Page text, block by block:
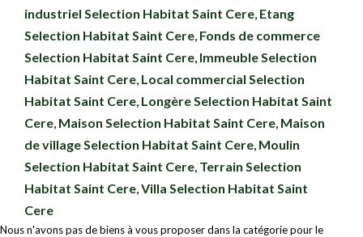
industriel Selection Habitat Saint Cere Etang
Selection Habitat Saint Cere Fonds de commerce
Selection Habitat Saint Cere Immeuble Selection
Habitat Saint Cere Local commercial Selection
Habitat Saint Cere Longère Selection Habitat Saint
Cere Maison Selection Habitat Saint Cere Maison
de village Selection Habitat Saint Cere Moulin
Selection Habitat Saint Cere Terrain Selection
Habitat Saint Cere Villa Selection Habitat Saint
Cere
Nous n'avons pas de biens à vous proposer dans la catégorie pour le